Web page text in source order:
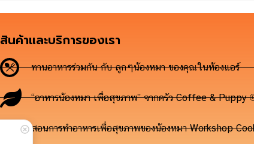
สินค้าและบริการของเรา
ทานอาหารร่วมกัน กับ ลูกๆน้องหมา ของคุณในห้องแอร์
“อาหารน้องหมา เพื่อสุขภาพ” จากครัว Coffee & Puppy
สอนการทำอาหารเพื่อสุขภาพของน้องหมา Workshop